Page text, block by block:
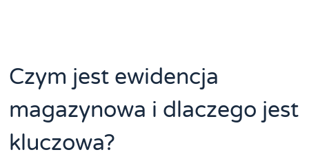
Czym jest ewidencja
magazynowa i dlaczego jest
kluczowa?